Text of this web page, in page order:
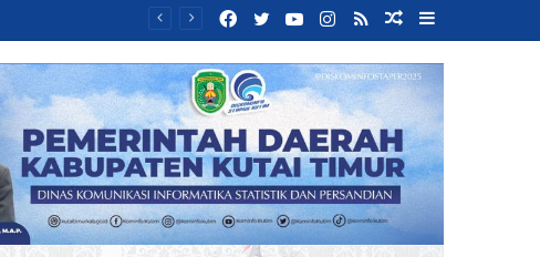
Random
Article
RSS
Instagram
YouTube
Twitter
Facebook